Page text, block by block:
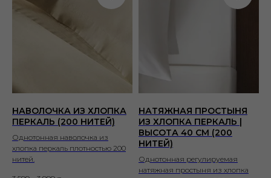
НАВОЛОЧКА ИЗ ХЛОПКА
ПЕРКАЛЬ (200 НИТЕЙ)
Однотонная наволочка из
хлопка перкаль плотностью 200
нитей.
НАТЯЖНАЯ ПРОСТЫНЯ
ИЗ ХЛОПКА ПЕРКАЛЬ |
ВЫСОТА 40 СМ (200
НИТЕЙ)
Однотонная регулируемая
натяжная простыня из хлопка